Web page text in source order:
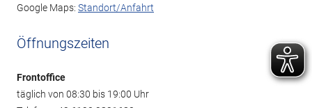
Google Maps: Standort/Anfahrt
Öffnungszeiten
Frontoffice
täglich von 08:30 bis 19:00 Uhr